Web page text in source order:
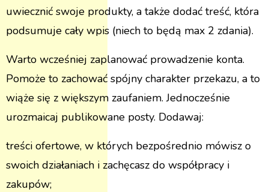
uwiecznić swoje produkty, a także dodać treść, która
podsumuje cały wpis (niech to będą max 2 zdania).
Warto wcześniej zaplanować prowadzenie konta.
Pomoże to zachować spójny charakter przekazu, a to
wiąże się z większym zaufaniem. Jednocześnie
urozmaicaj publikowane posty. Dodawaj:
treści ofertowe, w których bezpośrednio mówisz o
swoich działaniach i zachęcasz do współpracy i
zakupów;